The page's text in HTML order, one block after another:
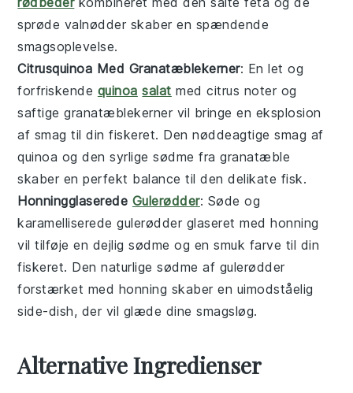
sprøde valnødder skaber en spændende
smagsoplevelse.
Citrusquinoa Med Granatæblekerner: En let og
forfriskende quinoa salat medcitrus noter og
saftigegranatæblekerner vil bringe en eksplosion
af smag til din fiskeret. Den nøddeagtige smag af
quinoa og den syrlige sødme fragranatæble
skaber en perfekt balance til den delikate fisk.
Honningglaserede Gulerødder: Søde og
karamelliseredegulerødder glaseret medhonning
vil tilføje en dejlig sødme og en smuk farve til din
fiskeret. Den naturlige sødme af gulerødder
forstærket med honning skaber en uimodståelig
side-dish, der vil glæde dine smagsløg.
Alternative Ingredienser